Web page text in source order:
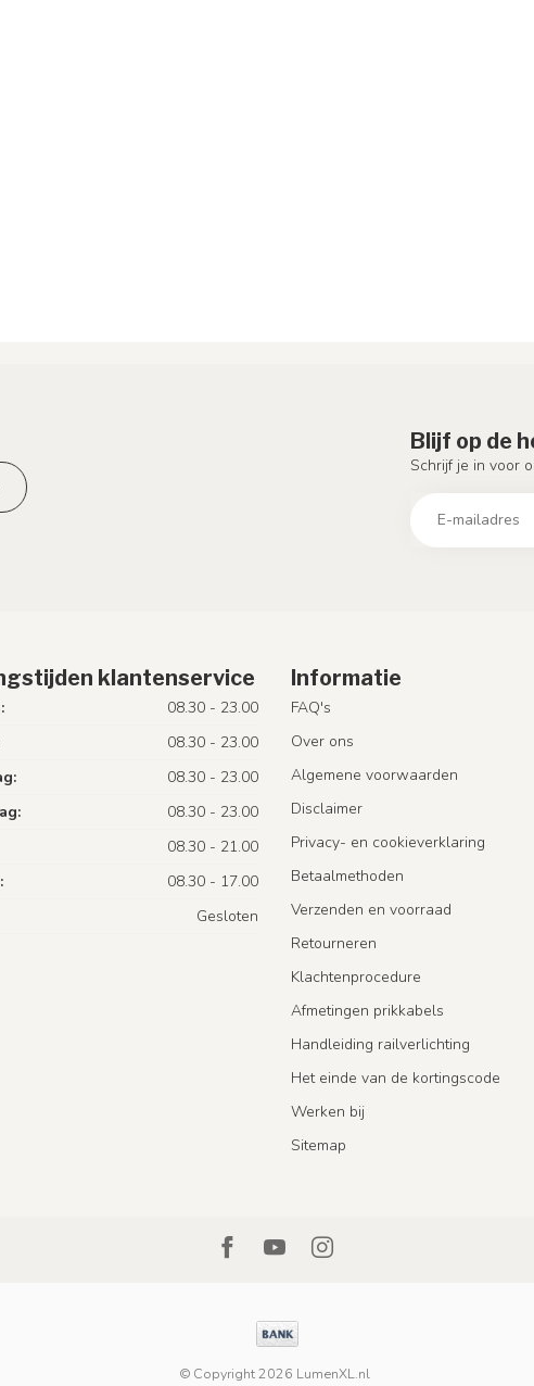
Blijf op de
Schrijf je in voor
klantenservice
08.30 - 23.00
08.30 - 23.00
08.30 - 23.00
08.30 - 23.00
08.30 - 21.00
08.30 - 17.00
Gesloten
Informatie
FAQ's
Over ons
Algemene voorwaarden
Disclaimer
Privacy- en cookieverklaring
Betaalmethoden
Verzenden en voorraad
Retourneren
Klachtenprocedure
Afmetingen prikkabels
Handleiding railverlichting
Het einde van de kortingscode
Werken bij
Sitemap
© Copyright 2026 LumenXL.nl